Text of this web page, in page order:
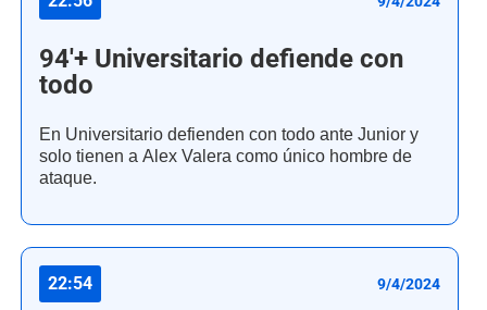
94'+ Universitario defiende con
todo
En Universitario defienden con todo ante Junior y
solo tienen a Alex Valera como único hombre de
ataque.
22:54 9/4/2024